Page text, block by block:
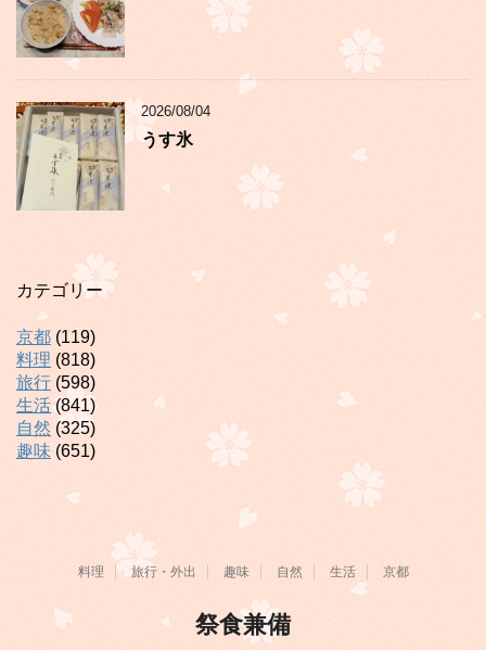
2026/08/04
うす氷
カテゴリー
京都 (119)
料理 (818)
旅行 (598)
生活(841)
自然 (325)
趣味 (651)
料理 旅行・外出 趣味 自然 生活 京都
祭食兼備